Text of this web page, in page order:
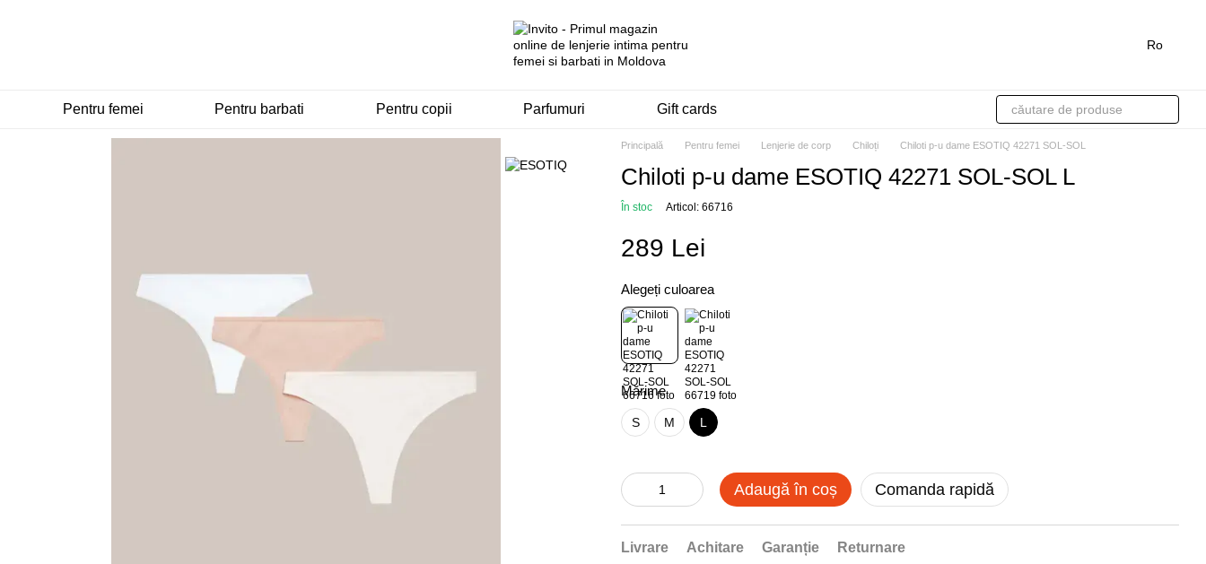
Ro
Pentru femei Pentru barbati Pentru copii Parfumuri Gift cards
Principală Pentru femei Lenjerie de corp Chiloți Chiloti p-u dame ESOTIQ 42271 SOL-SOL
Chiloti p-u dame ESOTIQ 42271 SOL-SOL L
În stoc Articol: 66716
289 Lei
Alegeți culoarea
Mărime
S M L
Adaugă în coș Comanda rapidă
Livrare Achitare Garanție Returnare